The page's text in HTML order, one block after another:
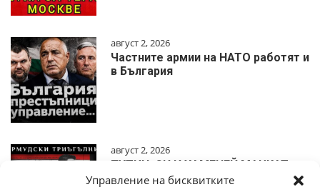
Управление на бисквитките
август 2, 2026
Частните армии на НАТО работят и
в България
август 2, 2026
ПУТИН, СИ И ХАМЕНЕЙ МАЧКАТ
ТРЪМП